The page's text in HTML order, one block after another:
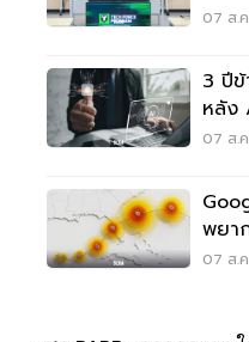
07 ส.
3 ปีข้
หลัง
กว่า
07 ส.
พยา
07 ส.